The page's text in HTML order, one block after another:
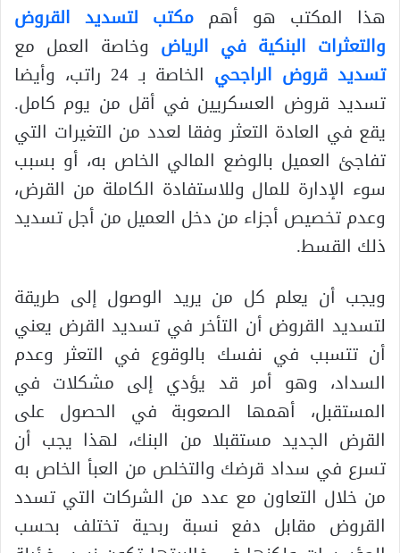
هذا المكتب هو أهم مكتب لتسديد القروض
والتعثرات البنكية في الرياض وخاصة العمل مع
تسديد قروض الراجحي
الخاصة بـ 24 راتب، وأيضا
تسديد قروض العسكريين في أقل من يوم كامل.
يقع في العادة التعثر وفقا لعدد من التغيرات التي
تفاجئ العميل بالوضع المالي الخاص به، أو بسبب
سوء الإدارة للمال وللاستفادة الكاملة من القرض،
وعدم تخصيص أجزاء من دخل العميل من أجل تسديد
ذلك القسط.
ويجب أن يعلم كل من يريد الوصول إلى طريقة
لتسديد القروض أن التأخر في تسديد القرض يعني
أن تتسبب في نفسك بالوقوع في التعثر وعدم
السداد، وهو أمر قد يؤدي إلى مشكلات في
المستقبل، أهمها الصعوبة في الحصول على
القرض الجديد مستقبلا من البنك، لهذا يجب أن
تسرع في سداد قرضك والتخلص من العبأ الخاص به
من خلال التعاون مع عدد من الشركات التي تسدد
القروض مقابل دفع نسبة ربحية تختلف بحسب